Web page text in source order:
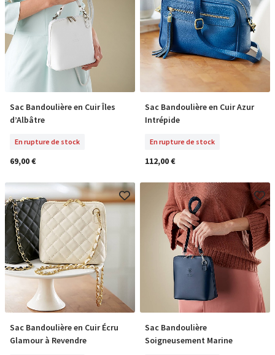
En Rupture De Stock
Sac Bandoulière en Cuir Îles
d’Albâtre
En rupture de stock
69,00 €
En Rupture De Stock
Sac Bandoulière en Cuir Azur
Intrépide
En rupture de stock
112,00 €
En Rupture De Stock
Sac Bandoulière en Cuir Écru
Glamour à Revendre
En Rupture De Stock
Sac Bandoulière
Soigneusement Marine